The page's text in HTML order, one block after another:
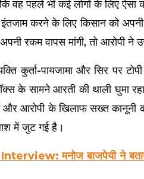
वह पहले भी कई लोगों के लिए
करने के लिए किसान को
रकम वापस मांगी, तो आरोपी ने
कुर्ता-पायजामा और सिर पर
के सामने आरती की थाली घुमा
आरोपी के खिलाफ सख्त कानूनी
में जुट गई है।
मनोज बाजपेयी ने बताया